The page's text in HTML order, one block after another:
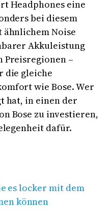
Headphones eine
bei diesem
Noise
Akkuleistung
Preisregionen –
die gleiche
wie Bose. Wer
hat, in einen der
Bose zu investieren,
dafür.
es locker mit dem
können